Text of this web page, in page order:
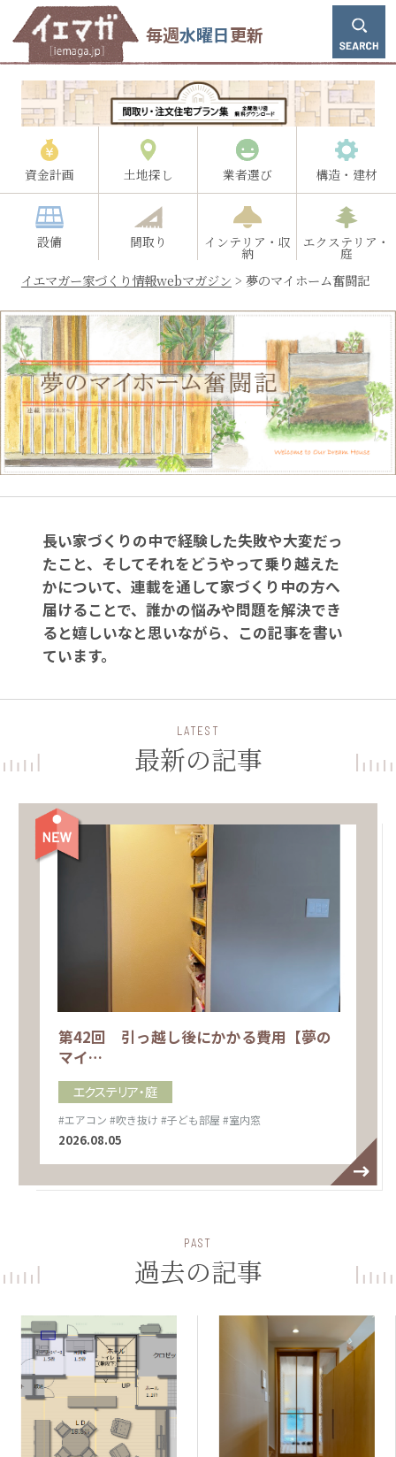
毎週水曜日更新
資金計画 土地探し 業者選び 構造・建材
設備 間取り インテリア・収
納
エクステリア・
庭
イエマガー家づくり情報webマガジン > 夢のマイホーム奮闘記
長い家づくりの中で経験した失敗や大変だっ
たこと、そしてそれをどうやって乗り越えた
かについて、連載を通して家づくり中の方へ
届けることで、誰かの悩みや問題を解決でき
ると嬉しいなと思いながら、この記事を書い
ています。
LATEST
最新の記事
第42回 引っ越し後にかかる費用【夢の
マイ…
エクステリア・庭
#エアコン #吹き抜け #子ども部屋 #室内窓
2026.08.05
PAST
過去の記事